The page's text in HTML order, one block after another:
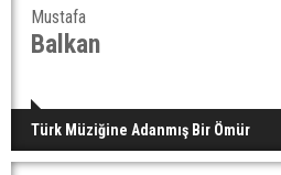
Mustafa
Balkan
Türk Müziğine Adanmış Bir Ömür